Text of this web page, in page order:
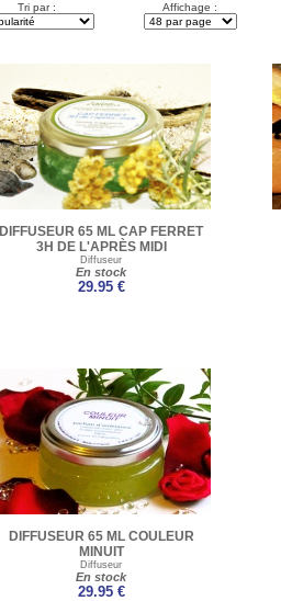
Tri par : Affichage :
DIFFUSEUR 65 ML CAP FERRET
3H DE L'APRÈS MIDI
Diffuseur
En stock
29.95 €
DIFFUSEUR 65 ML COULEUR
MINUIT
Diffuseur
En stock
29.95 €